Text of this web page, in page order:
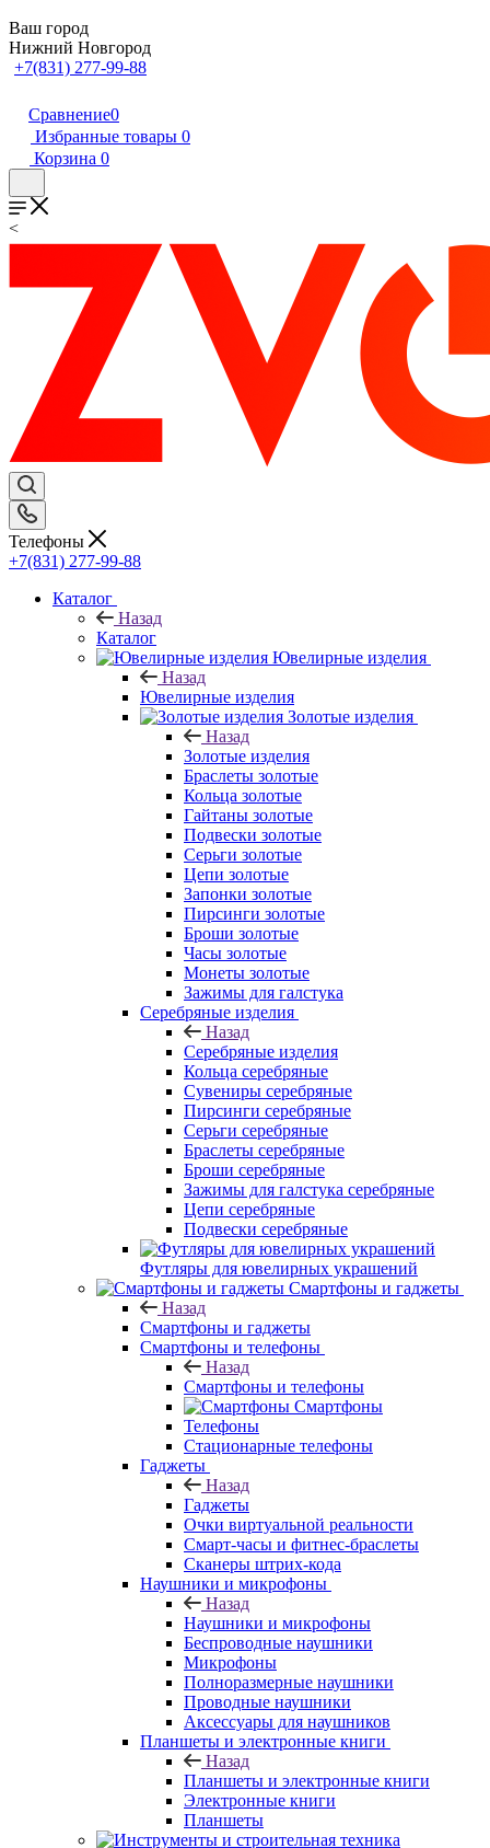
Ваш город
Нижний Новгород
+7(831) 277-99-88
Сравнение0
Избранные товары 0
Корзина 0
<
Телефоны
+7(831) 277-99-88
Каталог
Назад
Каталог
Ювелирные изделия
Назад
Ювелирные изделия
Золотые изделия
Назад
Золотые изделия
Браслеты золотые
Кольца золотые
Гайтаны золотые
Подвески золотые
Серьги золотые
Цепи золотые
Запонки золотые
Пирсинги золотые
Броши золотые
Часы золотые
Монеты золотые
Зажимы для галстука
Серебряные изделия
Назад
Серебряные изделия
Кольца серебряные
Сувениры серебряные
Пирсинги серебряные
Серьги серебряные
Браслеты серебряные
Броши серебряные
Зажимы для галстука серебряные
Цепи серебряные
Подвески серебряные
Футляры для ювелирных украшений
Смартфоны и гаджеты
Назад
Смартфоны и гаджеты
Смартфоны и телефоны
Назад
Смартфоны и телефоны
Смартфоны
Телефоны
Стационарные телефоны
Гаджеты
Назад
Гаджеты
Очки виртуальной реальности
Смарт-часы и фитнес-браслеты
Сканеры штрих-кода
Наушники и микрофоны
Назад
Наушники и микрофоны
Беспроводные наушники
Микрофоны
Полноразмерные наушники
Проводные наушники
Аксессуары для наушников
Планшеты и электронные книги
Назад
Планшеты и электронные книги
Электронные книги
Планшеты